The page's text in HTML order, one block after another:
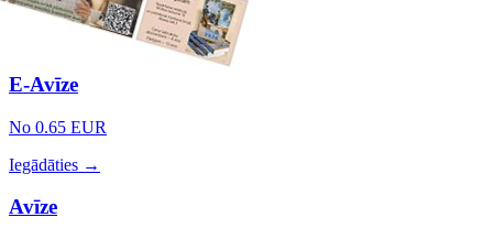
E-Avīze
No 0.65 EUR
Iegādāties →
Avīze